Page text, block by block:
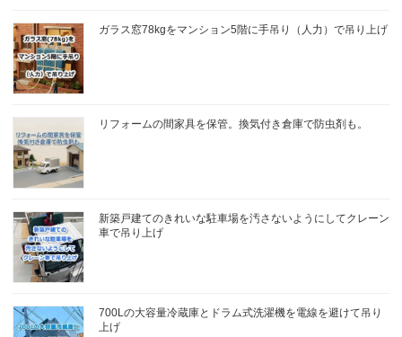
ガラス窓78kgをマンション5階に手吊り（人力）で吊り上げ
リフォームの間家具を保管。換気付き倉庫で防虫剤も。
新築戸建てのきれいな駐車場を汚さないようにしてクレーン
車で吊り上げ
700Lの大容量冷蔵庫とドラム式洗濯機を電線を避けて吊り
上げ